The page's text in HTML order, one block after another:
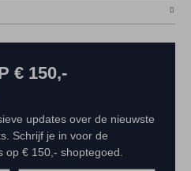
€ 150,-
updates over de nieuwste
Schrijf je in voor de
op € 150,- shoptegoed.